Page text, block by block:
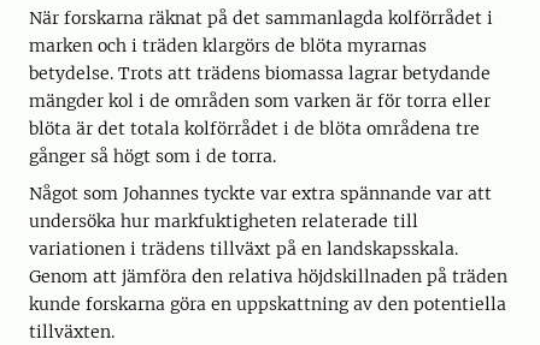
När forskarna räknat på det sammanlagda kolförrådet i
marken och i träden klargörs de blöta myrarnas
betydelse. Trots att trädens biomassa lagrar betydande
mängder kol i de områden som varken är för torra eller
blöta är det totala kolförrådet i de blöta områdena tre
gånger så högt som i de torra.
Något som Johannes tyckte var extra spännande var att
undersöka hur markfuktigheten relaterade till
variationen i trädens tillväxt på en landskapsskala.
Genom att jämföra den relativa höjdskillnaden på träden
kunde forskarna göra en uppskattning av den potentiella
tillväxten.